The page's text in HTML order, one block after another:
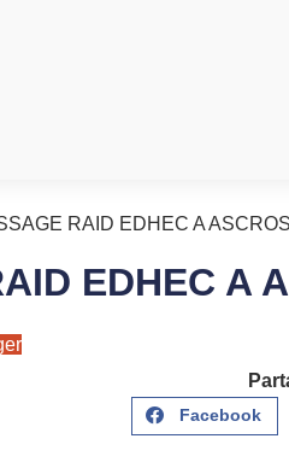
RAID EDHEC A ASCROS
EDHEC A
Facebook